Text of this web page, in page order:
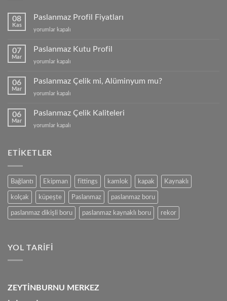
08
Kas
Paslanmaz Profil Fiyatları
Paslanmaz
Fiyatları
yorumlar kapalı
07
Mar
Paslanmaz Kutu Profil
Paslanmaz
Profil
yorumlar kapalı
06
Mar
Paslanmaz Çelik mi, Alüminyum mu?
Paslanmaz
mi,
mu?
yorumlar kapalı
06
Mar
Paslanmaz Çelik Kaliteleri
Paslanmaz
için
yorumlar kapalı
ETIKETLER
Bağlantı Ekipman fittings kamlok kapak Kaynaklı
kolçak küpeşte Paslanmaz paslanmaz boru
paslanmaz dikişli boru paslanmaz kaynaklı boru rekor
YOL TARIFI
ZEYTİNBURNU MERKEZ